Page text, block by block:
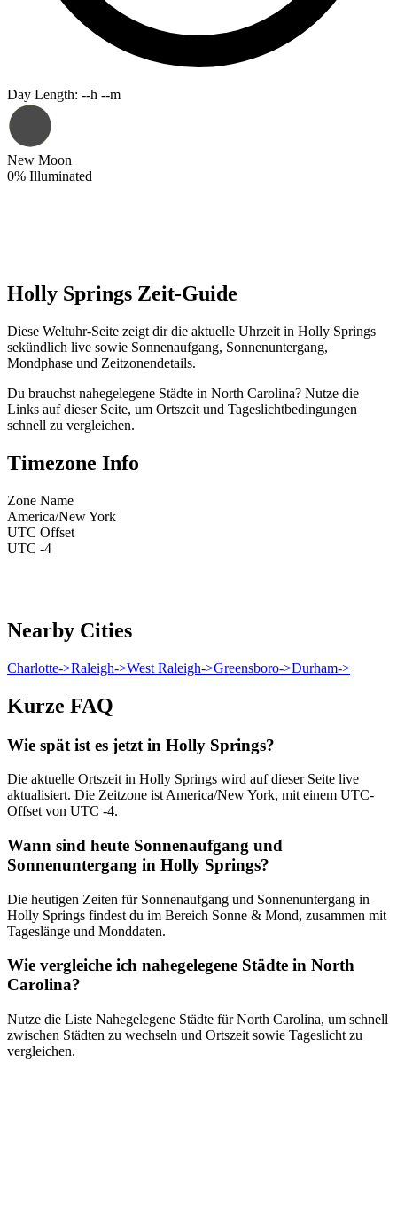
Day Length: --h --m
New Moon
0% Illuminated
Holly Springs Zeit-Guide
Diese Weltuhr-Seite zeigt dir die aktuelle Uhrzeit in Holly Springs
sekündlich live sowie Sonnenaufgang, Sonnenuntergang,
Mondphase und Zeitzonendetails.
Du brauchst nahegelegene Städte in North Carolina? Nutze die
Links auf dieser Seite, um Ortszeit und Tageslichtbedingungen
schnell zu vergleichen.
Timezone Info
Zone Name
America/New York
UTC Offset
UTC -4
Nearby Cities
Charlotte->Raleigh->West Raleigh->Greensboro->Durham->
Kurze FAQ
Wie spät ist es jetzt in Holly Springs?
Die aktuelle Ortszeit in Holly Springs wird auf dieser Seite live
aktualisiert. Die Zeitzone ist America/New York, mit einem UTC-
Offset von UTC -4.
Wann sind heute Sonnenaufgang und
Sonnenuntergang in Holly Springs?
Die heutigen Zeiten für Sonnenaufgang und Sonnenuntergang in
Holly Springs findest du im Bereich Sonne & Mond, zusammen mit
Tageslänge und Monddaten.
Wie vergleiche ich nahegelegene Städte in North
Carolina?
Nutze die Liste Nahegelegene Städte für North Carolina, um schnell
zwischen Städten zu wechseln und Ortszeit sowie Tageslicht zu
vergleichen.